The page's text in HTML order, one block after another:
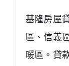
基隆房屋
區、信義
暖區。貸